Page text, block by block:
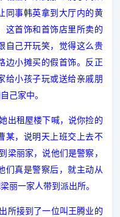
同事韩英拿到大厅内的黄
这首饰和首饰店里所卖的
自己开玩笑，觉得这么贵
边小摊买的假首饰。反正
给小孩子玩或送给亲戚朋
己家中。
出租屋楼下喊，说你捡的
某，说明天上班交上去不
梁丽家，说他们是警察，
们真是警察后，就主动从
丽一家人带到派出所。
所接到了一位叫王腾业的